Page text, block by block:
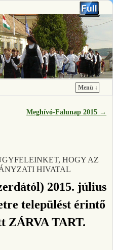
Menü ↓
Meghívó-Falunap 2015 →
HOGY AZ
HIVATAL
2015. július
települést érintő
ZÁRVA TART.